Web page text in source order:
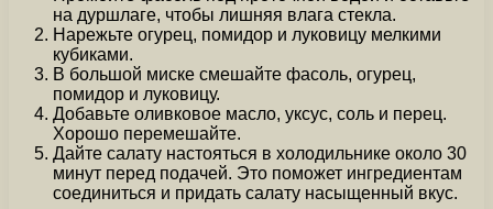
на дуршлаге, чтобы лишняя влага стекла.
Нарежьте огурец, помидор и луковицу мелкими
кубиками.
В большой миске смешайте фасоль, огурец,
помидор и луковицу.
Добавьте оливковое масло, уксус, соль и перец.
Хорошо перемешайте.
Дайте салату настояться в холодильнике около 30
минут перед подачей. Это поможет ингредиентам
соединиться и придать салату насыщенный вкус.